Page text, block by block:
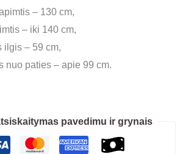
– 130 cm,
– iki 140 cm,
ilgis – 59 cm,
nuo paties – apie 99 cm.
pavedimu ir grynais